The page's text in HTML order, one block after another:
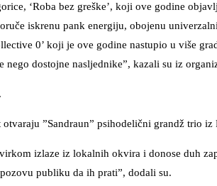
‘Roba bez greške’, koji ove godine
iskrenu pank energiju, obojenu
0’ koji je ove godine nastupio u više
nego dostojne nasljednike”, kazali su iz
”Sandraun” psihodelični grandž trio iz
izlaze iz lokalnih okvira i donose duh
publiku da ih prati”, dodali su.